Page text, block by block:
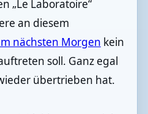
„Le Laboratoire“
an diesem
nächsten Morgen kein
soll. Ganz egal
übertrieben hat.